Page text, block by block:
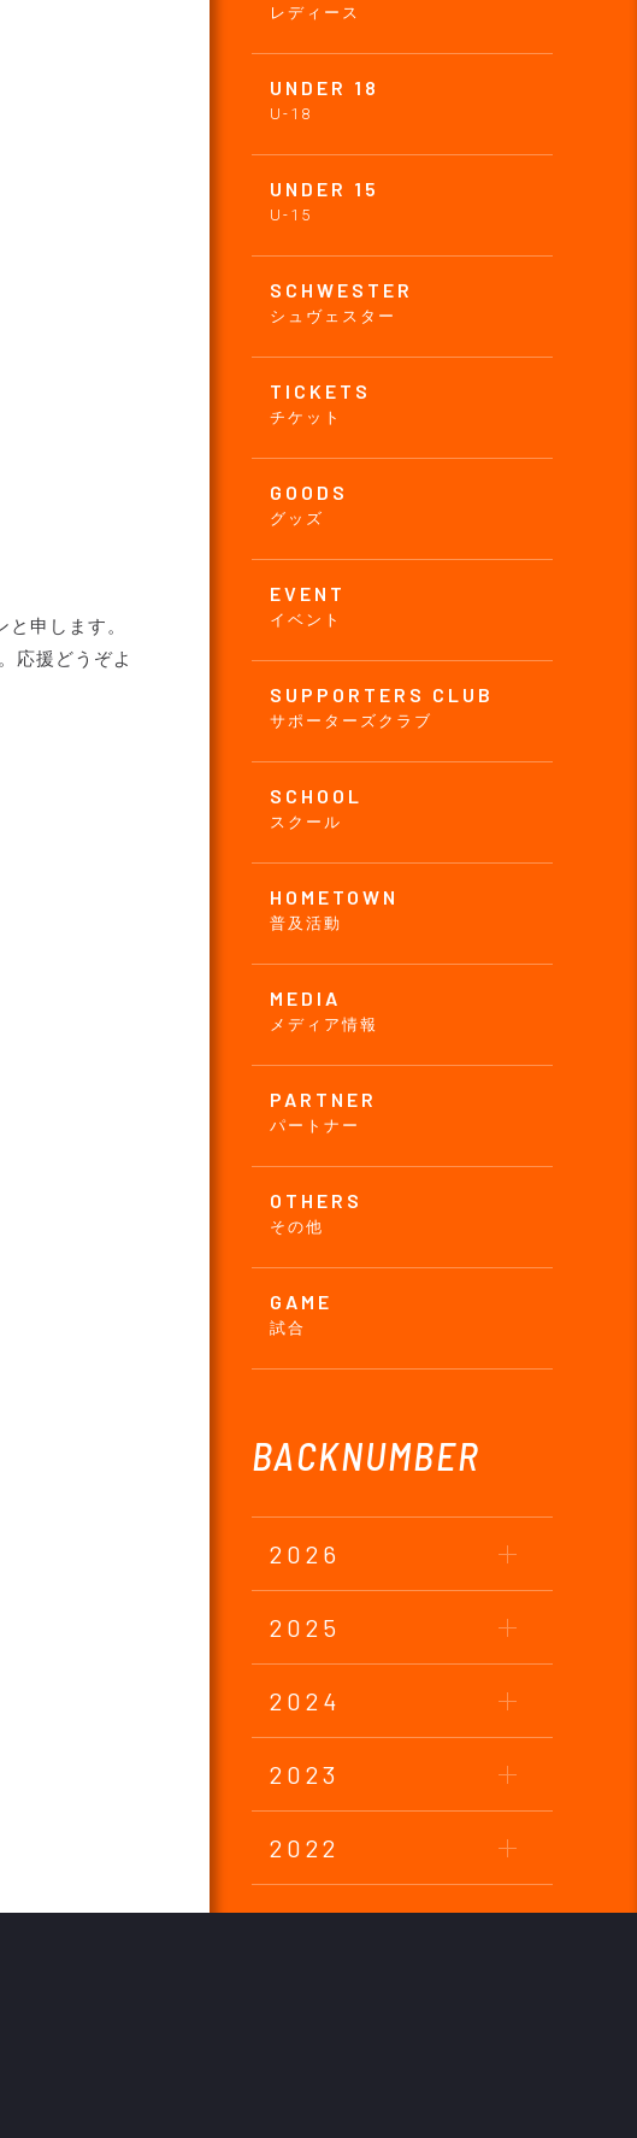
レディース
UNDER 18
U-18
UNDER 15
U-15
SCHWESTER
シュヴェスター
TICKETS
チケット
GOODS
グッズ
EVENT
イベント
SUPPORTERS CLUB
サポーターズクラブ
SCHOOL
スクール
HOMETOWN
普及活動
MEDIA
メディア情報
PARTNER
パートナー
OTHERS
その他
GAME
試合
BACKNUMBER
2026
2025
2024
2023
2022
2021
申します。
応援どうぞよ